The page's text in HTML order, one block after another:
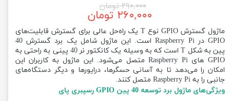
۲۹۰,۰۰۰ تومان
۲۶۰,۰۰۰ تومان
ماژول گسترش GPIO نوع T یک راه‌حل عالی برای گسترش قابلیت‌های
GPIO در Raspberry Pi است. این ماژول شامل یک برد گسترش 40
پین به شکل T است که به وسیله یک کانکتور نر 40 پینی به راحتی به
GPIO های Raspberry Pi متصل می‌شود. این ماژول به کاربران این
امکان را می‌دهد تا به آسانی حسگرها، درایورها و دیگر دستگاه‌های
جانبی را به Raspberry Pi متصل کنند.
ویژگی‌های ماژول برد توسعه 40 پین GPIO رسپبری پای